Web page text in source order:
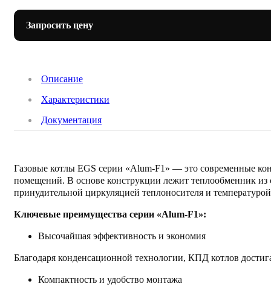
Запросить цену
Описание
Характеристики
Документация
Газовые котлы EGS серии «Alum-F1» — это современные
помещений. В основе конструкции лежит теплообменник из
принудительной циркуляцией теплоносителя и
Ключевые преимущества серии «Alum-F1»:
Высочайшая эффективность и экономия
Благодаря конденсационной технологии, КПД котлов
Компактность и удобство монтажа